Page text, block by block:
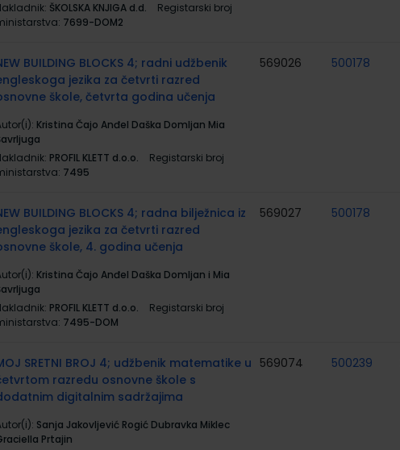
ŠKOLSKA KNJIGA d.d.
Registarski broj
7699-DOM2
BUILDING BLOCKS 4; radni udžbenik
jezika za četvrti razred
škole, četvrta godina učenja
Kristina Čajo Anđel Daška Domljan Mia
PROFIL KLETT d.o.o.
Registarski broj
7495
569026 500178
BUILDING BLOCKS 4; radna bilježnica iz
jezika za četvrti razred
škole, 4. godina učenja
Kristina Čajo Anđel Daška Domljan i Mia
PROFIL KLETT d.o.o.
Registarski broj
7495-DOM
569027 500178
SRETNI BROJ 4; udžbenik matematike u
razredu osnovne škole s
digitalnim sadržajima
Sanja Jakovljević Rogić Dubravka Miklec
Prtajin
569074 500239